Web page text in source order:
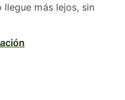
más lejos, sin